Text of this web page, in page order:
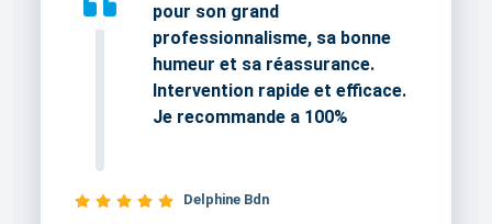
pour son grand
professionnalisme, sa bonne
humeur et sa réassurance.
Intervention rapide et efficace.
Je recommande a 100%
Delphine Bdn